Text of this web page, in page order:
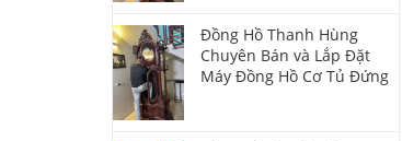
Đồng Hồ Thanh Hùng
Chuyên Bán và Lắp Đặt
Máy Đồng Hồ Cơ Tủ Đứng